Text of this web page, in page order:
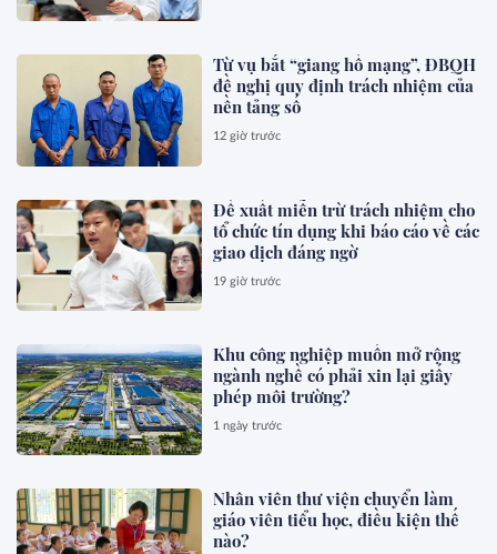
Từ vụ bắt “giang hồ mạng”, ĐBQH
đề nghị quy định trách nhiệm của
nền tảng số
12 giờ trước
Đề xuất miễn trừ trách nhiệm cho
tổ chức tín dụng khi báo cáo về các
giao dịch đáng ngờ
19 giờ trước
Khu công nghiệp muốn mở rộng
ngành nghề có phải xin lại giấy
phép môi trường?
1 ngày trước
Nhân viên thư viện chuyển làm
giáo viên tiểu học, điều kiện thế
nào?